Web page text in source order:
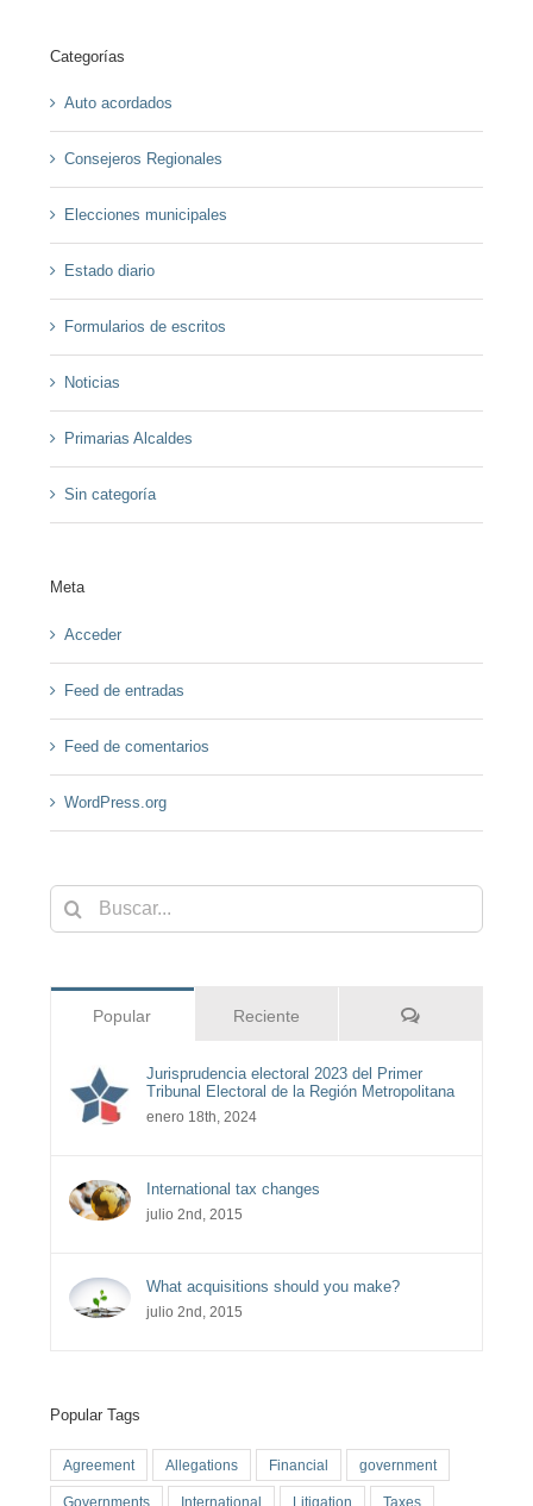
Categorías
Auto acordados
Consejeros Regionales
Elecciones municipales
Estado diario
Formularios de escritos
Noticias
Primarias Alcaldes
Sin categoría
Meta
Acceder
Feed de entradas
Feed de comentarios
WordPress.org
Buscar:
Popular Reciente Comentarios
Jurisprudencia electoral 2023 del Primer
Tribunal Electoral de la Región Metropolitana
enero 18th, 2024
International tax changes
julio 2nd, 2015
What acquisitions should you make?
julio 2nd, 2015
Popular Tags
Agreement Allegations Financial government
Governments International Litigation Taxes